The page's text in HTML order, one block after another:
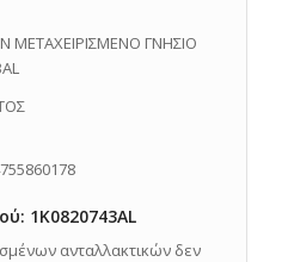
ΜΕΤΑΧΕΙΡΙΣΜΕΝΟ ΓΝΗΣΙΟ
1K0820743AL
ανταλλακτικών δεν